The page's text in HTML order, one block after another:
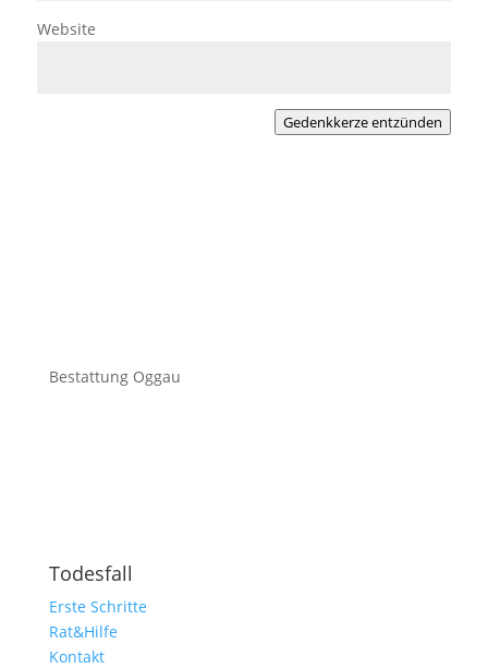
Website
Gedenkkerze entzünden
Bestattung Oggau
Todesfall
Erste Schritte
Rat&Hilfe
Kontakt